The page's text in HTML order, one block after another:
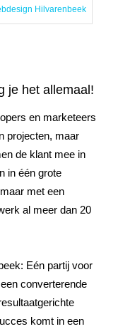
Hilvarenbeek
je het allemaal!
en marketeers
projecten, maar
de klant mee in
in één grote
met een
al meer dan 20
: Eén partij voor
converterende
komt in een